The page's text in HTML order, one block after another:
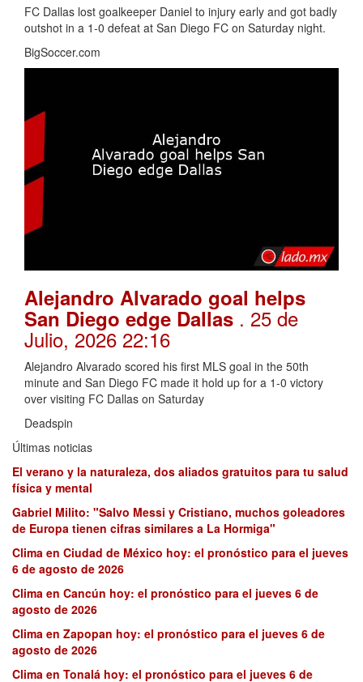
FC Dallas lost goalkeeper Daniel to injury early and got badly
outshot in a 1-0 defeat at San Diego FC on Saturday night.
BigSoccer.com
Alejandro Alvarado goal helps
San Diego edge Dallas . 25 de
Julio, 2026 22:16
Alejandro Alvarado scored his first MLS goal in the 50th
minute and San Diego FC made it hold up for a 1-0 victory
over visiting FC Dallas on Saturday
Deadspin
Últimas noticias
El verano y la naturaleza, dos aliados gratuitos para tu salud
física y mental
Gabriel Milito: "Salvo Messi y Cristiano, muchos goleadores
de Europa tienen cifras similares a La Hormiga"
Clima en Ciudad de México hoy: el pronóstico para el jueves
6 de agosto de 2026
Clima en Cancún hoy: el pronóstico para el jueves 6 de
agosto de 2026
Clima en Zapopan hoy: el pronóstico para el jueves 6 de
agosto de 2026
Clima en Tonalá hoy: el pronóstico para el jueves 6 de